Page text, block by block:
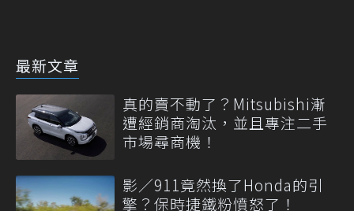
最新文章
真的賣不動了？Mitsubishi漸
遭經銷商淘汰，並且專注二手
市場尋商機！
影／911竟然換了Honda的引
擎？保時捷鐵粉憤怒了！